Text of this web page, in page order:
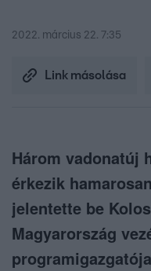
2022. március 22. 7:35
Link másolása
Három vadonatúj
érkezik
jelentette be
Magyarország